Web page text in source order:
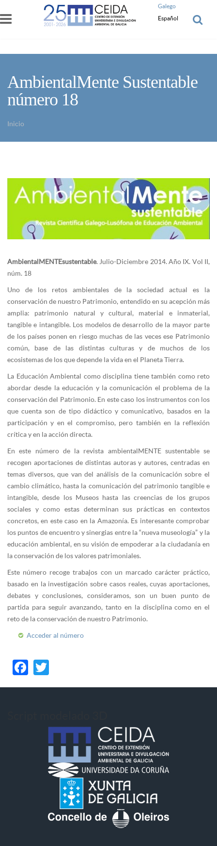
Pasar al contenido principal
Galego
Español
AmbientalMente Sustentable
número 18
Inicio
AmbientalMENTEsustentable. Julio-Diciembre 2014. Año IX. Vol II,
núm. 18
Uno de los retos ambientales de la sociedad actual es la
conservación de nuestro Patrimonio, entendido en su acepción más
amplia: patrimonio natural y cultural, material e inmaterial,
tangible e intangible. Los modelos de desarrollo de la mayor parte
de los países ponen en riesgo muchas de las veces ese Patrimonio
común, base de las distintas culturas y de muchos de los
ecosistemas de los que depende la vida en el Planeta Tierra.
La Educación Ambiental como disciplina tiene también como reto
abordar desde la educación y la comunicación el problema de la
conservación del Patrimonio. En este caso los instrumentos con los
que cuenta son de tipo didáctico y comunicativo, basados en la
participación y en el compromiso, pero también en la reflexión
crítica y en la acción directa.
En este número de la revista ambientalMENTE sustentable se
recogen aportaciones de distintas autoras y autores, centradas en
temas diversos, que van del análisis de la comunicación sobre el
cambio climático, hasta la comunicación del patrimonio tangible e
intangible, desde los Museos hasta las creencias de los grupos
sociales y como estas determinan sus prácticas en contextos
concretos, en este caso en la Amazonía. Es interesante comprobar
los puntos de encuentro y sinergias entre la “nueva museología” y la
educación ambiental, en su visión de empoderar a la ciudadanía en
la conservación de los valores patrimoniales.
Este número recoge trabajos con un marcado carácter práctico,
basado en la investigación sobre casos reales, cuyas aportaciones,
debates y conclusiones, consideramos, son un buen punto de
partida para seguir avanzando, tanto en la disciplina como en el
reto de la conservación de nuestro Patrimonio.
Acceder al número
Facebook